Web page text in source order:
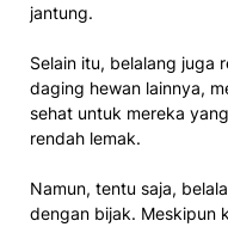
jantung.
Selain itu, belalang juga
daging hewan lainnya,
sehat untuk mereka
rendah lemak.
Namun, tentu saja,
dengan bijak. Meskipun